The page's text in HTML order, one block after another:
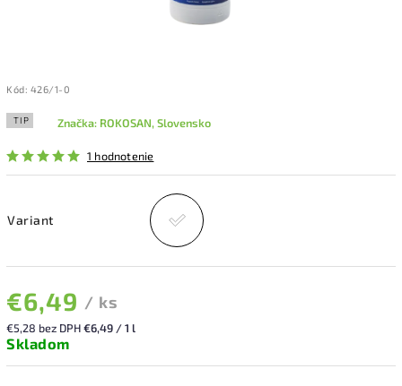
Kód: 426/1-0
TIP
1 hodnotenie
Značka: ROKOSAN, Slovensko
Variant
€6,49 / ks
€5,28 bez DPH€6,49 / 1 l
Skladom